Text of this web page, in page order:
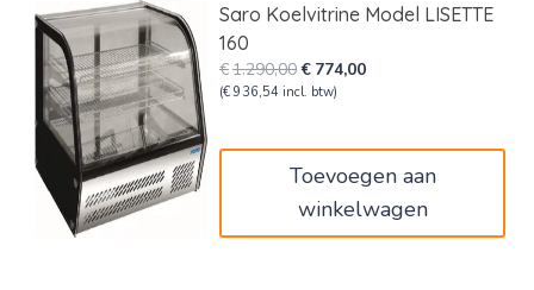
Saro Koelvitrine Model LISETTE
160
€1.290,00Oorspronkelijke
prijs
€ 774,00Huidige
(€ 936,54 incl. btw)
Toevoegen aan
winkelwagen